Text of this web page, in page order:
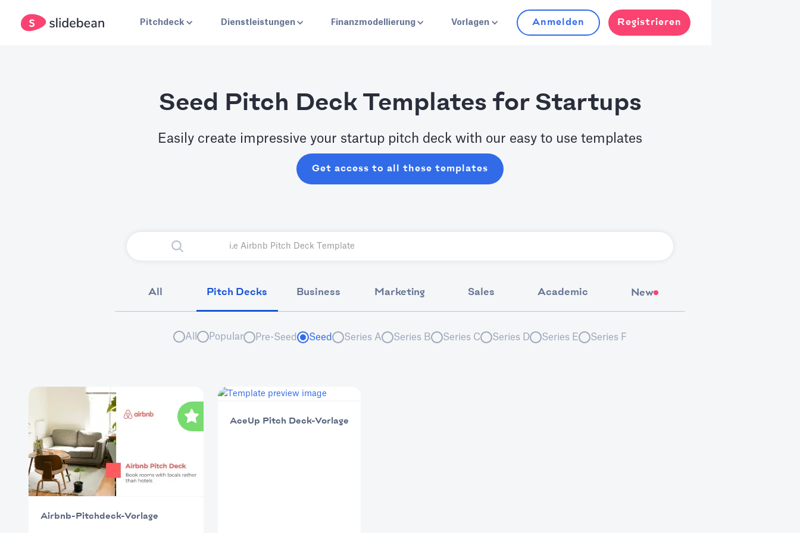
Pitchdeck Dienstleistungen Finanzmodellierung Vorlagen Anmelden Registrieren
Seed Pitch Deck Templates for Startups
Easily create impressive your startup pitch deck with our easy to use templates
Get access to all these templates
All Pitch Decks Business Marketing Sales Academic New
All Popular Pre-Seed Seed Series A Series B Series C Series D Series E Series F
Airbnb-Pitchdeck-Vorlage
AceUp Pitch Deck-Vorlage